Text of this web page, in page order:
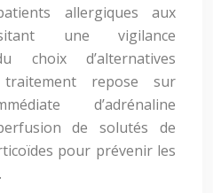
allergiques aux
une vigilance
choix d’alternatives
repose sur
d’adrénaline
de solutés de
pour prévenir les